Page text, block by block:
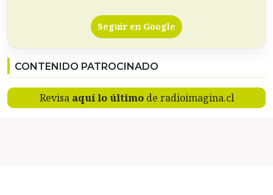
Seguir en Google
CONTENIDO PATROCINADO
Revisa aquí lo últimode radioimagina.cl